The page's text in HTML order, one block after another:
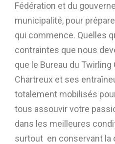
Fédération et du
municipalité, pour
qui commence. Quelles
contraintes que nous
que le Bureau du Twirling
Chartreux et ses
totalement mobilisés
tous assouvir votre
dans les meilleures
surtout en conservant la